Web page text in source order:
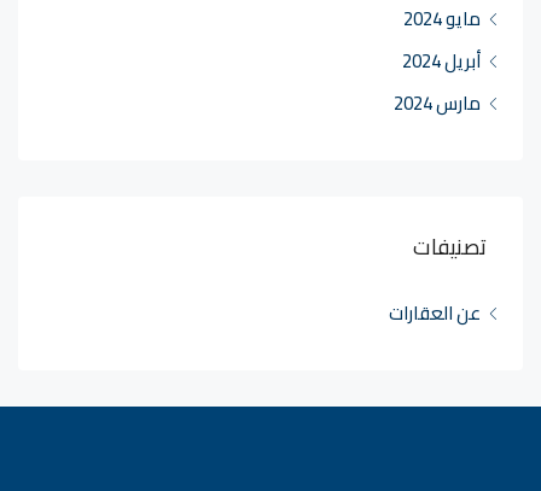
مايو 2024
أبريل 2024
مارس 2024
تصنيفات
عن العقارات